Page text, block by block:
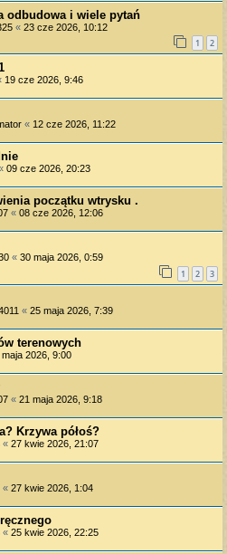
odbudowa i wiele pytań
« 23 cze 2026, 10:12
1 2
19 cze 2026, 9:46
« 12 cze 2026, 11:22
09 cze 2026, 20:23
początku wtrysku .
« 08 cze 2026, 12:06
« 30 maja 2026, 0:59
1 2 3
« 25 maja 2026, 7:39
terenowych
maja 2026, 9:00
« 21 maja 2026, 9:18
Krzywa półoś?
« 27 kwie 2026, 21:07
« 27 kwie 2026, 1:04
« 25 kwie 2026, 22:25